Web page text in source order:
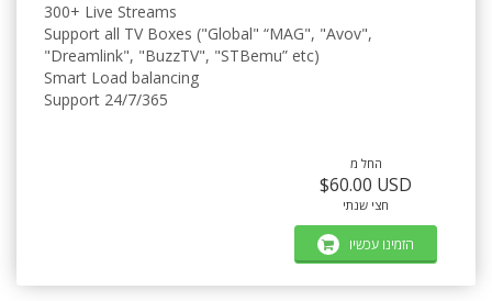
300+ Live Streams
Support all TV Boxes ("Global" “MAG", "Avov",
"Dreamlink", "BuzzTV", "STBemu” etc)
Smart Load balancing
Support 24/7/365
החל מ
$60.00 USD
חצי שנתי
הזמינו עכשיו